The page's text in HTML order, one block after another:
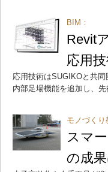
BIM：
Revit
応用
応用技術はSUGIKOと共
内部足場機能を追加し、先
モノづくり
スマ
の成